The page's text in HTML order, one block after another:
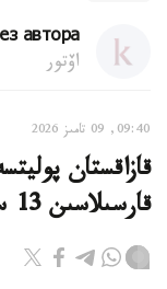
автора
اۆتور
09:40, 09 تامىز 2026
قازاقستان
قارسىلاسىن 13 سەكۋندتا نوكاۋتقا جىبەردى